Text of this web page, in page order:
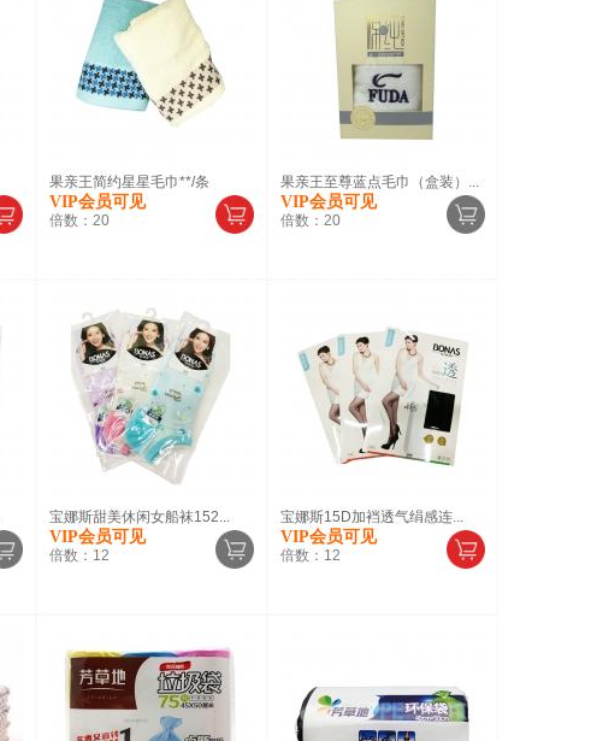
果亲王简约星星毛巾**/条
VIP会员可见
倍数： 20
果亲王至尊蓝点毛巾（盒装）...
VIP会员可见
倍数： 20
宝娜斯甜美休闲女船袜152...
VIP会员可见
倍数： 12
宝娜斯15D加裆透气绢感连...
VIP会员可见
倍数： 12